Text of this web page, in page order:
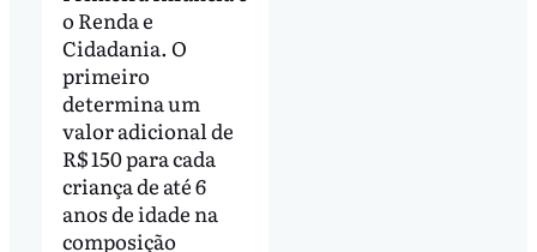
o Renda e
Cidadania. O
primeiro
determina um
valor adicional de
R$ 150 para cada
criança de até 6
anos de idade na
composição